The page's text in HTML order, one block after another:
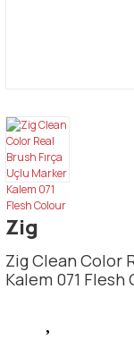
Zig
Zig Clean Color
Kalem 071 Flesh